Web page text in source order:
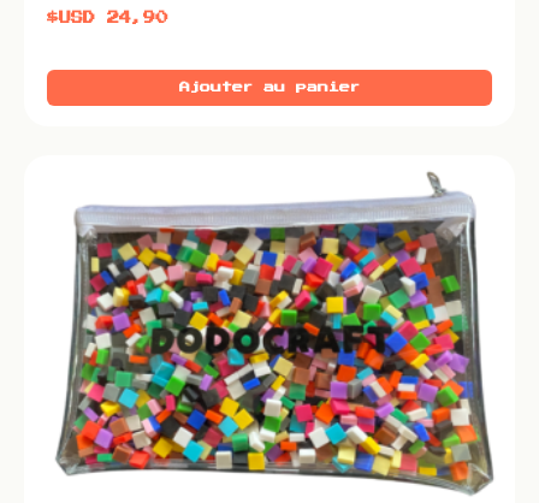
$USD24,90
Ajouter au panier